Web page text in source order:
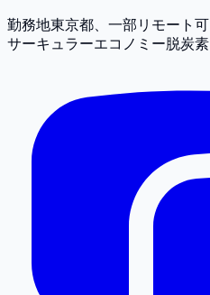
勤務地東京都、一部リモート可
サーキュラーエコノミー脱炭素